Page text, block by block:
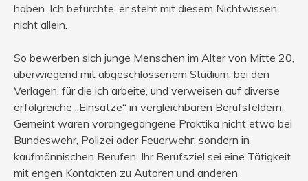
haben. Ich befürchte, er steht mit diesem Nichtwissen
nicht allein.
So bewerben sich junge Menschen im Alter von Mitte 20,
überwiegend mit abgeschlossenem Studium, bei den
Verlagen, für die ich arbeite, und verweisen auf diverse
erfolgreiche „Einsätze“ in vergleichbaren Berufsfeldern.
Gemeint waren vorangegangene Praktika nicht etwa bei
Bundeswehr, Polizei oder Feuerwehr, sondern in
kaufmännischen Berufen. Ihr Berufsziel sei eine Tätigkeit
mit engen Kontakten zu Autoren und anderen